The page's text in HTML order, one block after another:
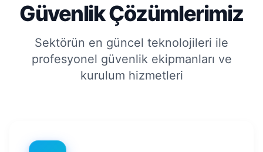
Güvenlik Çözümlerimiz
Sektörün en güncel teknolojileri ile
profesyonel güvenlik ekipmanları ve
kurulum hizmetleri